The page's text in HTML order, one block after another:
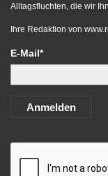
Alltagsfluchten, die wir
Ihre Redaktion von
E-Mail*
Anmelden